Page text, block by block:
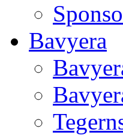
Bavyera